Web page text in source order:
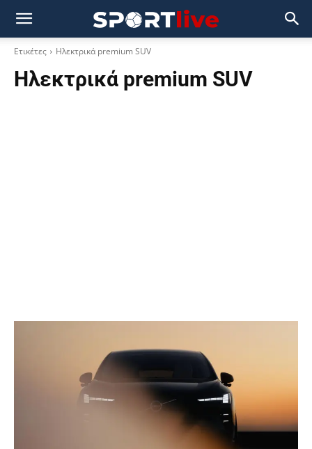
Ετικέτες Ηλεκτρικά premium SUV
Ηλεκτρικά premium SUV